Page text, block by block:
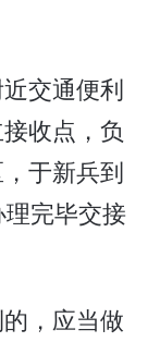
交通便利
收点，负
于新兵到
完毕交接
，应当做